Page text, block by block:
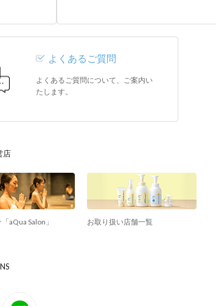
よくあるご質問
よくあるご質問について、ご案内い
たします。
店
aQua Salon」 お取り扱い店舗一覧